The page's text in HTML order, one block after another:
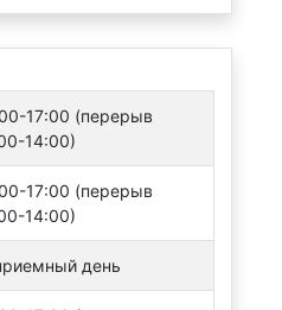
17:00 (перерыв
14:00)
17:00 (перерыв
14:00)
день